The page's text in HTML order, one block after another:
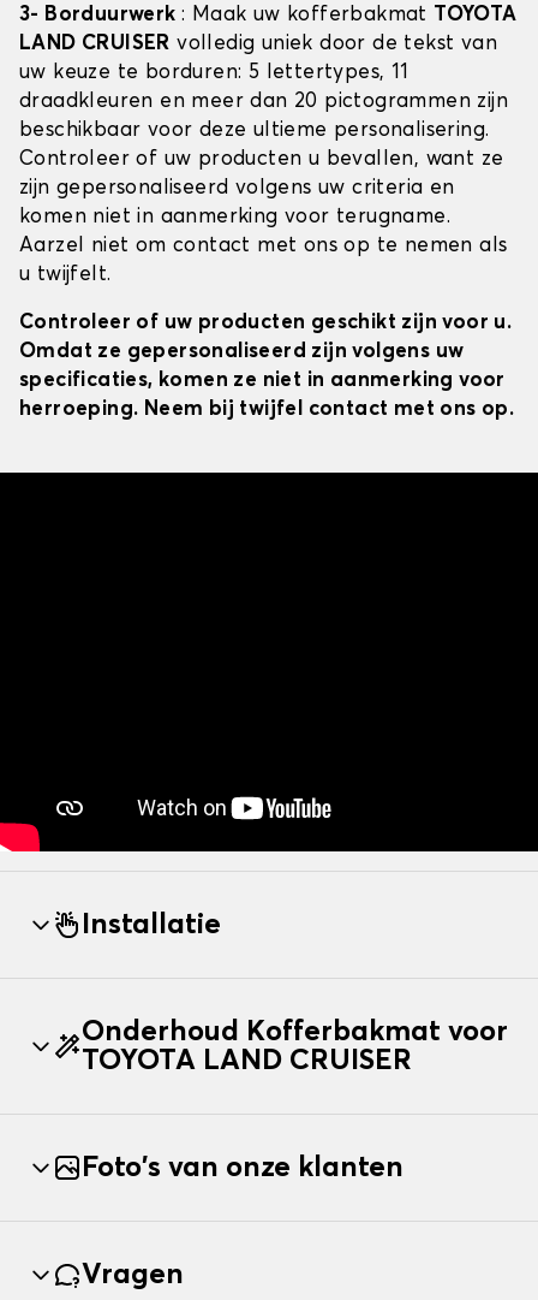
3- Borduurwerk : Maak uw kofferbakmat
TOYOTA
LAND CRUISER volledig uniek door de tekst van
uw keuze te borduren: 5 lettertypes, 11
draadkleuren en meer dan 20 pictogrammen zijn
beschikbaar voor deze ultieme personalisering.
Controleer of uw producten u bevallen, want ze
zijn gepersonaliseerd volgens uw criteria en
komen niet in aanmerking voor terugname.
Aarzel niet om contact met ons op te nemen als
u twijfelt.
Controleer of uw producten geschikt zijn voor u.
Omdat ze gepersonaliseerd zijn volgens uw
specificaties, komen ze niet in aanmerking voor
herroeping. Neem bij twijfel contact met ons op.
Installatie
Onderhoud Kofferbakmat voor
TOYOTA LAND CRUISER
Foto's van onze klanten
Vragen